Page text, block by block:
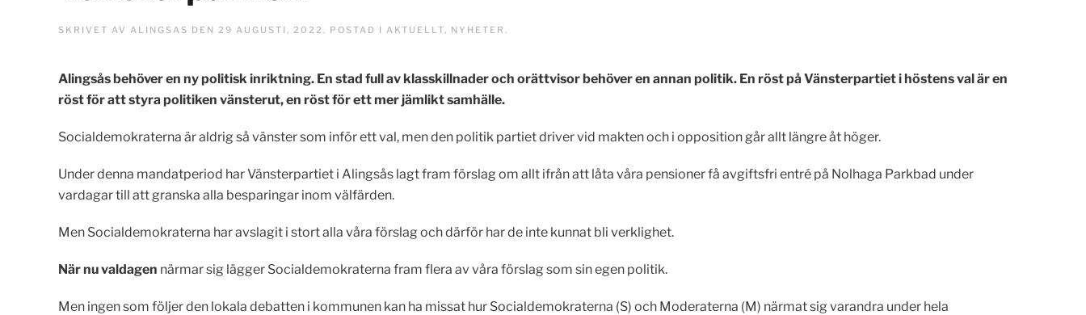
SKRIVET AV ALINGSAS DEN 29 AUGUSTI, 2022 . POSTAD I AKTUELLT, NYHETER .
Alingsås behöver en ny politisk inriktning. En stad full av klasskillnader och orättvisor behöver en annan politik. En röst på Vänsterpartiet i höstens val är en
röst för att styra politiken vänsterut, en röst för ett mer jämlikt samhälle.
Socialdemokraterna är aldrig så vänster som inför ett val, men den politik partiet driver vid makten och i opposition går allt längre åt höger.
Under denna mandatperiod har Vänsterpartiet i Alingsås lagt fram förslag om allt ifrån att låta våra pensioner få avgiftsfri entré på Nolhaga Parkbad under
vardagar till att granska alla besparingar inom välfärden.
Men Socialdemokraterna har avslagit i stort alla våra förslag och därför har de inte kunnat bli verklighet.
När nu valdagen närmar sig lägger Socialdemokraterna fram flera av våra förslag som sin egen politik.
Men ingen som följer den lokala debatten i kommunen kan ha missat hur Socialdemokraterna (S) och Moderaterna (M) närmat sig varandra under hela